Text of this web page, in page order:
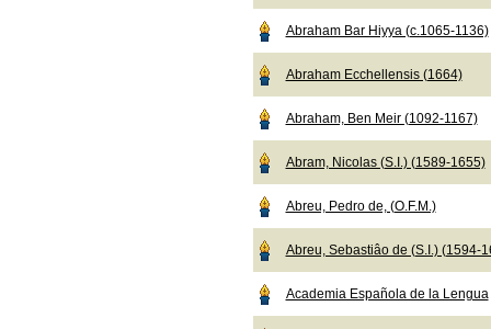
Abraham Bar Hiyya (c.1065-1136)
Abraham Ecchellensis (1664)
Abraham, Ben Meir (1092-1167)
Abram, Nicolas (S.I.) (1589-1655)
Abreu, Pedro de, (O.F.M.)
Abreu, Sebastiâo de (S.I.) (1594-
Academia Española de la Lengua